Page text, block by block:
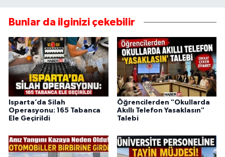
Bunlar da ilginizi çekebilir
Isparta’da Silah
Operasyonu: 165 Tabanca
Ele Geçirildi
Öğrencilerden "Okullarda
Akıllı Telefon Yasaklasın"
Talebi